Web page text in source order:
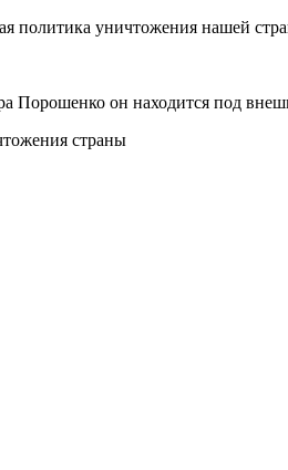
политика уничтожения нашей
Порошенко он находится под
страны